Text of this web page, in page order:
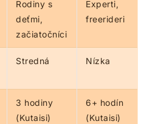
Rodiny s
deťmi,
začiatočníci
Experti,
freerideri
Stredná Nízka
3 hodiny
(Kutaisi)
6+ hodín
(Kutaisi)